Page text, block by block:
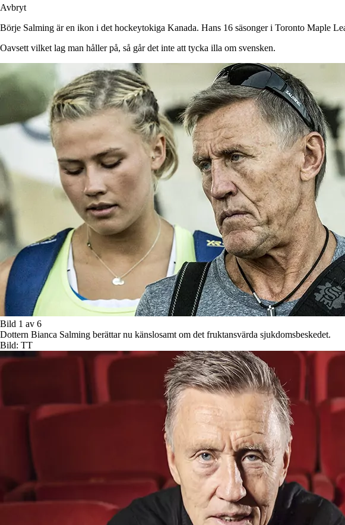
Avbryt
Börje Salming är en ikon i det hockeytokiga Kanada. Hans 16 säsonger i Toronto Maple
Oavsett vilket lag man håller på, så går det inte att tycka illa om svensken.
Bild 1 av 6
Dottern Bianca Salming berättar nu känslosamt om det fruktansvärda sjukdomsbeskedet.
Bild: TT